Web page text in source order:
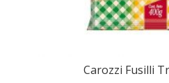
Carozzi Fusilli